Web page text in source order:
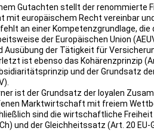
Gutachten stellt der renommierte
mit europäischem Recht vereinbar
fehlt an einer Kompetenzgrundlage,
der Europäischen Union
Ausübung der Tätigkeit für
ist ebenso das Kohärenzprinzip
und der Grundsatz
ist der Grundsatz der loyalen
Marktwirtschaft mit freiem
sind die wirtschaftliche Freiheit
und der Gleichheitssatz (Art. 20 EU-